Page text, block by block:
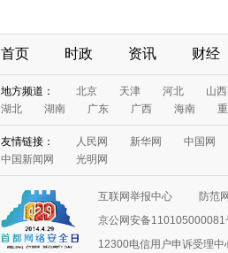
首页 时政 资讯 财经
地方频道： 北京 天津 河北
山西
湖北
湖南 广东 广西 海南
友情链接： 人民网 新华网
中国网
中国新闻网
光明网
互联网举报中心
防范
京公网安备110105000081
12300电信用户申诉受理中